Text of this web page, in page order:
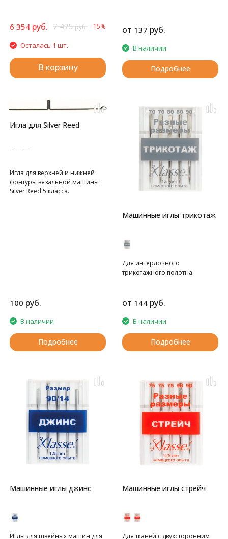
6 354 руб. 7 475руб. -15%
Осталась 1 шт.
В корзину
от 137 руб.
В наличии
Подробнее
Игла для Silver Reed
Игла для верхней и нижней
фонтуры вязальной машины
Silver Reed 5 класса.
100 руб.
В наличии
Подробнее
Машинные иглы трикотаж
Для интерлочного
трикотажного полотна.
от 144 руб.
В наличии
Подробнее
Машинные иглы джинс
Иглы для швейных машин для
Машинные иглы стрейч
Для тканей с двухсторонним